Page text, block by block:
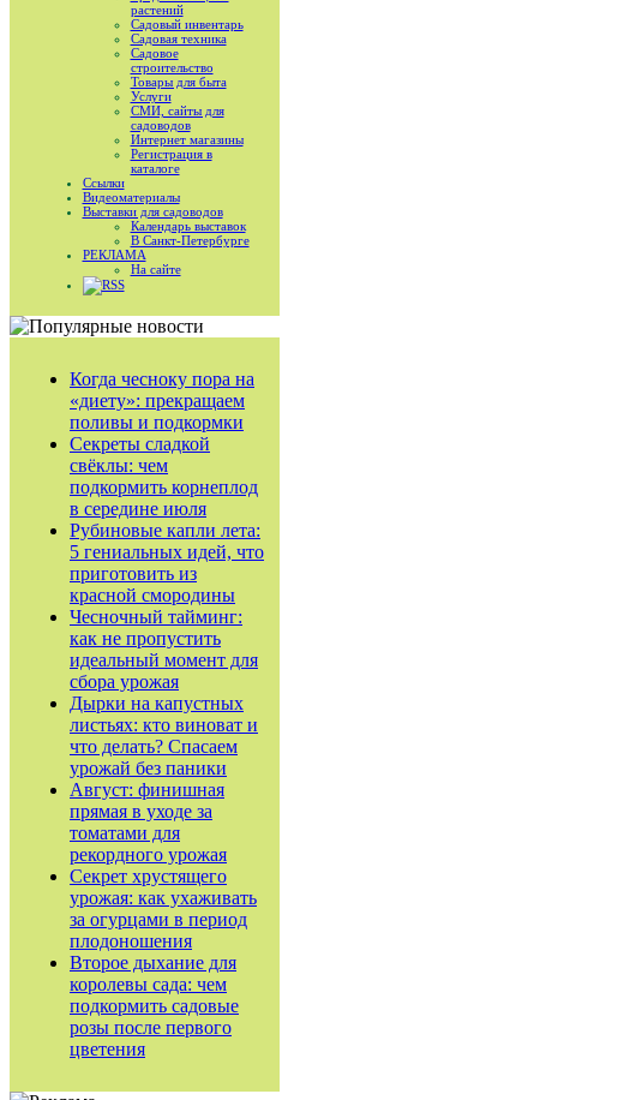
растений
Садовый инвентарь
Садовая техника
Садовое
строительство
Товары для быта
Услуги
СМИ, сайты для
садоводов
Интернет магазины
Регистрация в
каталоге
Ссылки
Видеоматериалы
Выставки для садоводов
Календарь выставок
В Санкт-Петербурге
РЕКЛАМА
На сайте
RSS
Когда чесноку пора на
«диету»: прекращаем
поливы и подкормки
Секреты сладкой
свёклы: чем
подкормить корнеплод
в середине июля
Рубиновые капли лета:
5 гениальных идей, что
приготовить из
красной смородины
Чесночный тайминг:
как не пропустить
идеальный момент для
сбора урожая
Дырки на капустных
листьях: кто виноват и
что делать? Спасаем
урожай без паники
Август: финишная
прямая в уходе за
томатами для
рекордного урожая
Секрет хрустящего
урожая: как ухаживать
за огурцами в период
плодоношения
Второе дыхание для
королевы сада: чем
подкормить садовые
розы после первого
цветения